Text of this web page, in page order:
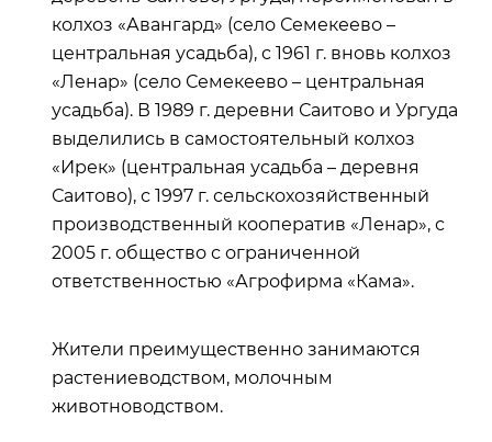
колхоз «Авангард» (село Семекеево –
центральная усадьба), с 1961 г. вновь колхоз
«Ленар» (село Семекеево – центральная
усадьба). В 1989 г. деревни Саитово и Ургуда
выделились в самостоятельный колхоз
«Ирек» (центральная усадьба – деревня
Саитово), с 1997 г. сельскохозяйственный
производственный кооператив «Ленар», с
2005 г. общество с ограниченной
ответственностью «Агрофирма «Кама».
Жители преимущественно занимаются
растениеводством, молочным
животноводством.